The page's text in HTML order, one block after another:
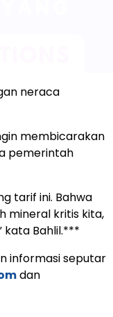
neraca
membicarakan
pemerintah
tarif ini. Bahwa
mineral kritis kita,
kata Bahlil.***
informasi seputar
dan